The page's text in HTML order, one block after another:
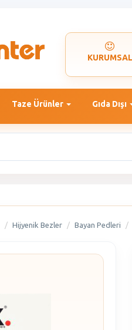
KURUMSAL
Taze Ürünler Gıda Dışı
Hijyenik Bezler Bayan Pedleri